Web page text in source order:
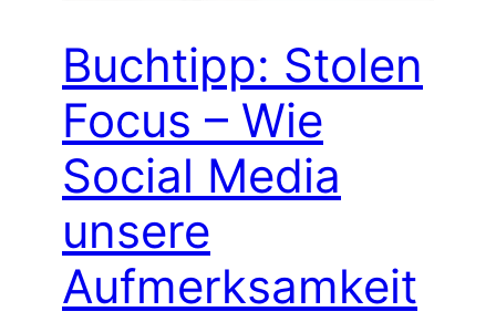
Buchtipp: Stolen
Focus – Wie
Social Media
unsere
Aufmerksamkeit